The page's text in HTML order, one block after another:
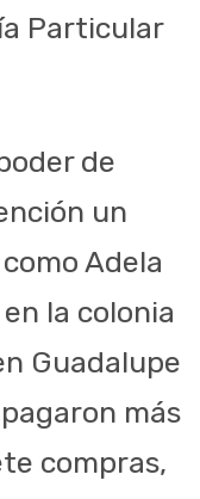
Particular
de
un
Adela
la colonia
Guadalupe
más
compras,